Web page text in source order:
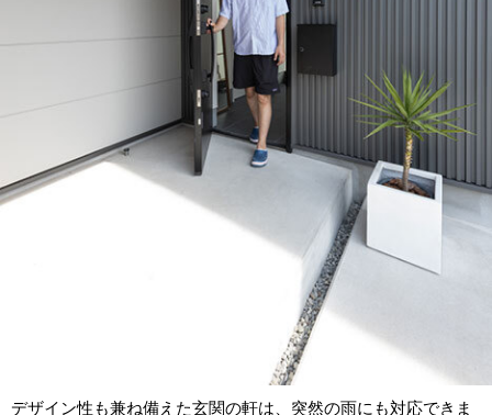
デザイン性も兼ね備えた玄関の軒は、突然の雨にも対応できま